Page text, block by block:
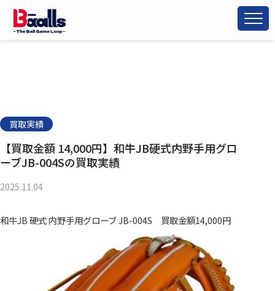
買取実績
【買取金額 14,000円】和牛JB硬式内野手用グロ
ーブJB-004Sの買取実績
2025.11.04
和牛JB 硬式 内野手用グローブ JB-004S 買取金額14,000円